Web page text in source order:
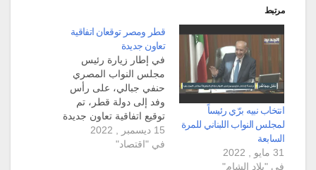
مرتبط
انتخاب نبيه برّي رئيساً
لمجلس النواب اللبناني للمرة
السابعة
31 مايو , 2022
في "بلاد الشام"
قطر ومصر توقعان اتفاقية
تعاون جديدة
في إطار زيارة رئيس
مجلس النواب المصري
حنفي جبالي، على رأس
وفد إلى دولة قطر، تم
توقيع اتفاقية تعاون جديدة
بين البلدين. ووقع كل من
رئيس مجلس الشورى
15 ديسمبر , 2022
في "اقتصاد"